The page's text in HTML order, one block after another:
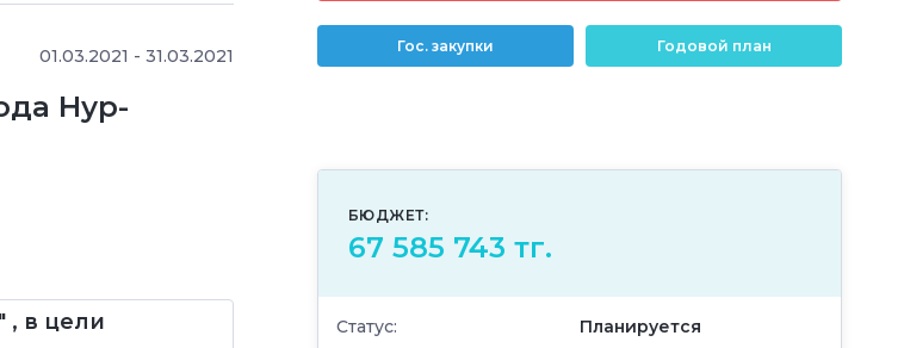
01.03.2021 - 31.03.2021
Нур-
, в цели
Гос. закупки Годовой план
БЮДЖЕТ:
67 585 743 тг.
Статус:
Планируется